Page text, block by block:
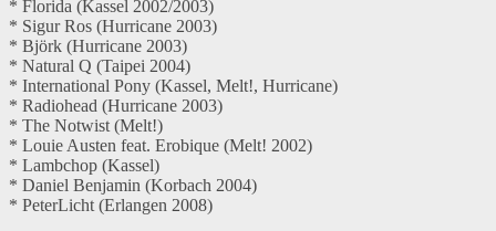
* Florida (Kassel 2002/2003)
* Sigur Ros (Hurricane 2003)
* Björk (Hurricane 2003)
* Natural Q (Taipei 2004)
* International Pony (Kassel, Melt!, Hurricane)
* Radiohead (Hurricane 2003)
* The Notwist (Melt!)
* Louie Austen feat. Erobique (Melt! 2002)
* Lambchop (Kassel)
* Daniel Benjamin (Korbach 2004)
* PeterLicht (Erlangen 2008)